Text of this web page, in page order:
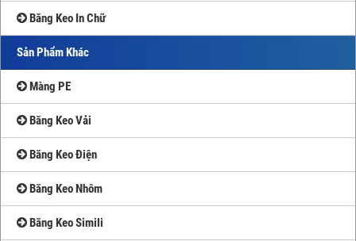
Băng Keo In Chữ
Sản Phẩm Khác
Màng PE
Băng Keo Vải
Băng Keo Điện
Băng Keo Nhôm
Băng Keo Simili